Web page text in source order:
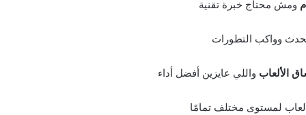
ومش محتاج خبرة تقنية
وواكب التطورات
الألعاب واللي عايزين أفضل أداء
لمستوى مختلف تمامًا